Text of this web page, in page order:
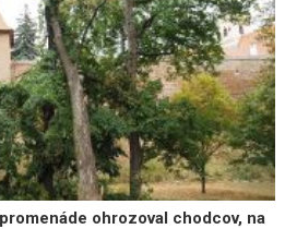
ohrozoval chodcov, na